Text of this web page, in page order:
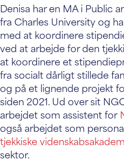
Denisa har en MA i Public
fra Charles University og
med at koordinere
ved at arbejde for den
at koordinere et
fra socialt dårligt stillede
og på et lignende projekt
siden 2021. Ud over sit
arbejdet som assistent for
også arbejdet som
tjekkiske
sektor.